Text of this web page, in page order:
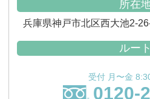
所在
兵庫県神戸市北区西大池2-
ルート
受付 月〜金
0120-